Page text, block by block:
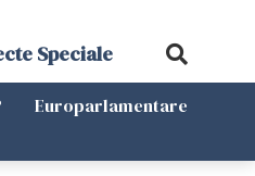
Speciale
Europarlamentare